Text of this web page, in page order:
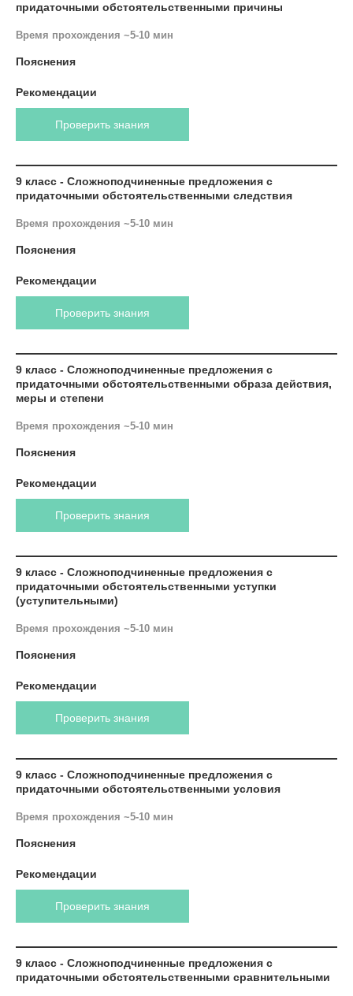
придаточными обстоятельственными причины
Время прохождения ~5-10 мин
Пояснения
Рекомендации
Проверить знания
9 класс - Сложноподчиненные предложения с
придаточными обстоятельственными следствия
Время прохождения ~5-10 мин
Пояснения
Рекомендации
Проверить знания
9 класс - Сложноподчиненные предложения с
придаточными обстоятельственными образа действия,
меры и степени
Время прохождения ~5-10 мин
Пояснения
Рекомендации
Проверить знания
9 класс - Сложноподчиненные предложения с
придаточными обстоятельственными уступки
(уступительными)
Время прохождения ~5-10 мин
Пояснения
Рекомендации
Проверить знания
9 класс - Сложноподчиненные предложения с
придаточными обстоятельственными условия
Время прохождения ~5-10 мин
Пояснения
Рекомендации
Проверить знания
9 класс - Сложноподчиненные предложения с
придаточными обстоятельственными сравнительными